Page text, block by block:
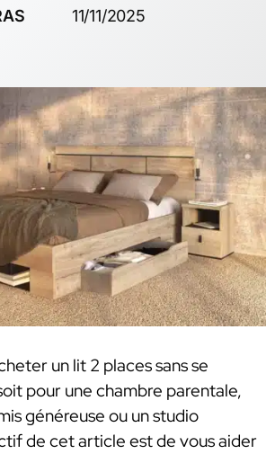
11/11/2025
un lit 2 places sans se
pour une chambre parentale,
généreuse ou un studio
de cet article est de vous aider